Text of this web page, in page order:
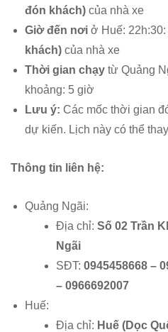
đón khách) của nhà xe
Giờ đến nơi ở Huế: 22h:30:
khách) của nhà xe
Thời gian chạy từ Quảng
khoảng: 5 giờ
Lưu ý: Các mốc thời gian
dự kiến. Lịch này có thể
Thông tin liên hệ:
Quảng Ngãi:
Địa chỉ: Số 02 Trần
Ngãi
SĐT: 0945458668 –
– 0966692007
Huế:
Địa chỉ: Huế (Dọc